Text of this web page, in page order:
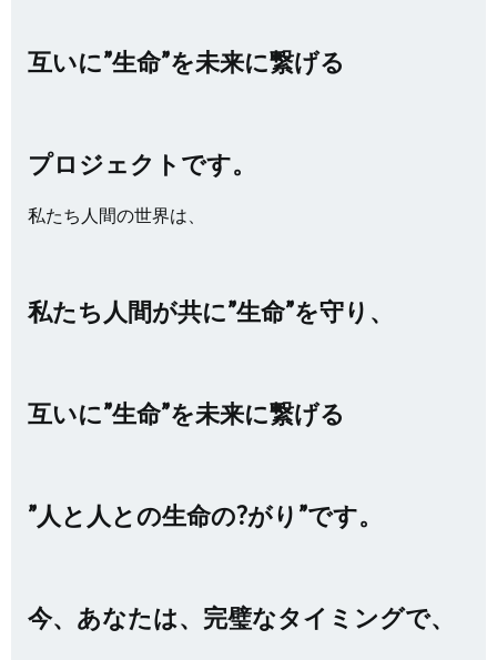
互いに”生命”を未来に繋げる
プロジェクトです。
私たち人間の世界は、
私たち人間が共に”生命”を守り、
互いに”生命”を未来に繋げる
”人と人との生命の?がり”です。
今、あなたは、完璧なタイミングで、